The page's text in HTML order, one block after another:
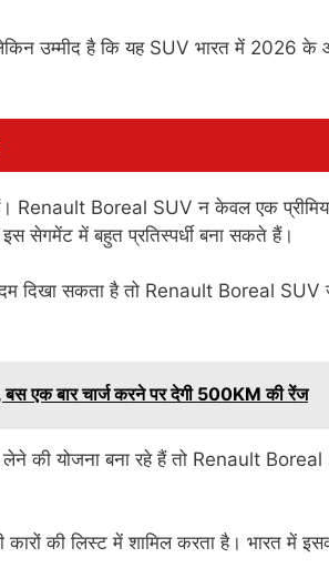
उम्मीद है कि यह SUV भारत में 2026 के
हैं। Renault Boreal SUV न केवल एक
सेगमेंट में बहुत प्रतिस्पर्धी बना सकते हैं।
दिखा सकता है तो Renault Boreal SUV
एक बार चार्ज करने पर देगी 500KM की रेंज
की योजना बना रहे हैं तो Renault Boreal
की लिस्ट में शामिल करता है। भारत में